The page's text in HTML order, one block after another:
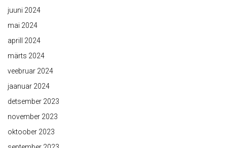
juuni 2024
mai 2024
aprill 2024
märts 2024
veebruar 2024
jaanuar 2024
detsember 2023
november 2023
oktoober 2023